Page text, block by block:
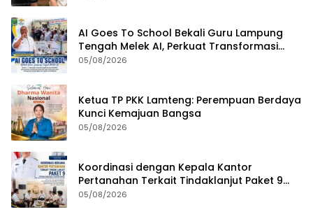
AI Goes To School Bekali Guru Lampung
Tengah Melek AI, Perkuat Transformasi
Pendidikan Digital
05/08/2026
Ketua TP PKK Lamteng: Perempuan Berdaya
Kunci Kemajuan Bangsa
05/08/2026
Koordinasi dengan Kepala Kantor
Pertanahan Terkait Tindaklanjut Paket 9
Program Penguatan Ekonomi Daerah
05/08/2026